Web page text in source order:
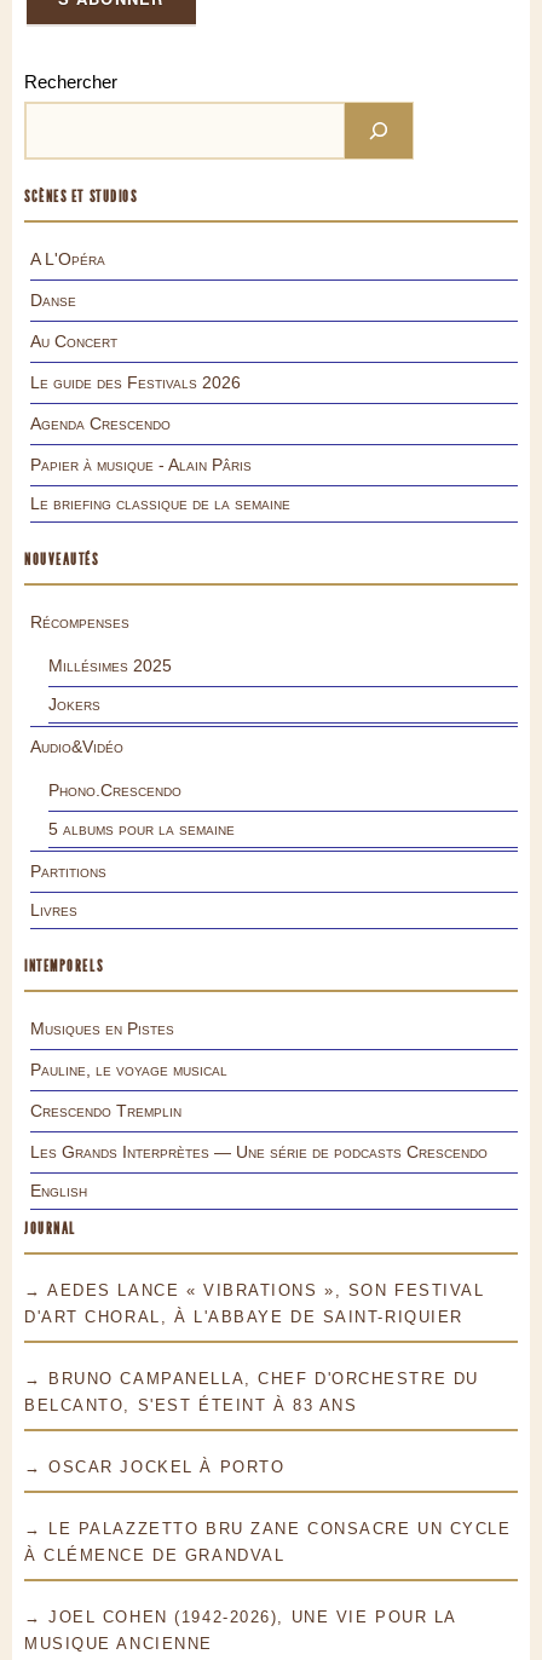
Rechercher
SCÈNES ET STUDIOS
A L'Opéra
Danse
Au Concert
Le guide des Festivals 2026
Agenda Crescendo
Papier à musique - Alain Pâris
Le briefing classique de la semaine
NOUVEAUTÉS
Récompenses
Millésimes 2025
Jokers
Audio&Vidéo
Phono.Crescendo
5 albums pour la semaine
Partitions
Livres
INTEMPORELS
Musiques en Pistes
Pauline, le voyage musical
Crescendo Tremplin
Les Grands Interprètes — Une série de podcasts Crescendo
English
JOURNAL
→ AEDES LANCE « VIBRATIONS », SON FESTIVAL
D'ART CHORAL, À L'ABBAYE DE SAINT-RIQUIER
→ BRUNO CAMPANELLA, CHEF D'ORCHESTRE DU
BELCANTO, S'EST ÉTEINT À 83 ANS
→ OSCAR JOCKEL À PORTO
→ LE PALAZZETTO BRU ZANE CONSACRE UN CYCLE
À CLÉMENCE DE GRANDVAL
→ JOEL COHEN (1942-2026), UNE VIE POUR LA
MUSIQUE ANCIENNE